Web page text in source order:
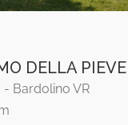
DELLA PIEVE
- Bardolino VR